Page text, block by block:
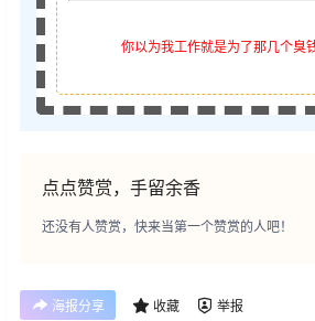
你以为我工作就是为了那几个臭
点点赞赏，手留余香
还没有人赞赏，快来当第一个赞赏的人吧！
海报分享 收藏 举报